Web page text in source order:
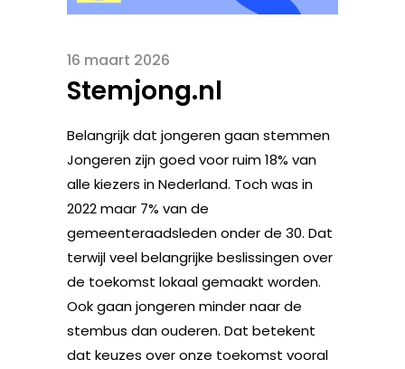
16 maart 2026
Stemjong.nl
Belangrijk dat jongeren gaan stemmen
Jongeren zijn goed voor ruim 18% van
alle kiezers in Nederland. Toch was in
2022 maar 7% van de
gemeenteraadsleden onder de 30. Dat
terwijl veel belangrijke beslissingen over
de toekomst lokaal gemaakt worden.
Ook gaan jongeren minder naar de
stembus dan ouderen. Dat betekent
dat keuzes over onze toekomst vooral